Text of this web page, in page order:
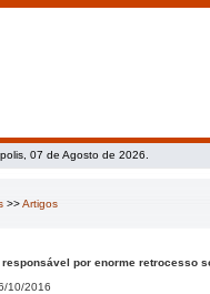
07 de Agosto de 2026.
>>Artigos
responsável por enorme retrocesso
10/2016